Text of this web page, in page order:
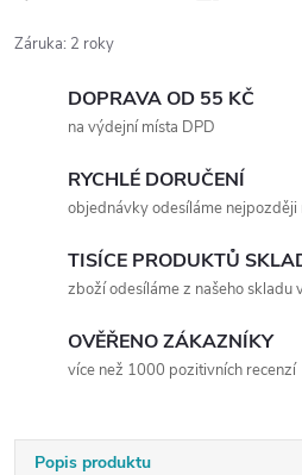
Záruka: 2 roky
DOPRAVA OD 55 KČ
na výdejní místa DPD
RYCHLÉ DORUČENÍ
objednávky odesíláme
TISÍCE PRODUKTŮ
zboží odesíláme z našeho skladu
OVĚŘENO ZÁKAZNÍKY
více než 1000 pozitivních recenzí
Popis produktu